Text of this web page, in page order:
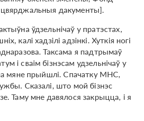
дакументы].
ўдзельнічаў у пратэстах,
калі хадзілі адзінкі. Хуткія ногі
Таксама я падтрымаў
і сваім бізнэсам удзельнічаў у
мяне прыйшлі. Спачатку МНС,
Сказалі, што мой бізнэс
Таму мне давялося закрыцца, і я